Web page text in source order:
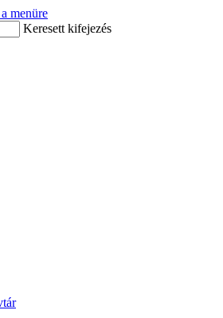
menüre
Keresett kifejezés